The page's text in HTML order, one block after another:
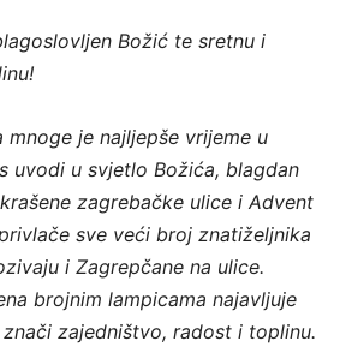
Božić te sretnu i
mnoge je najljepše vrijeme u
uvodi u svjetlo Božića, blagdan
zagrebačke ulice i Advent
sve veći broj znatiželjnika
i Zagrepčane na ulice.
brojnim lampicama najavljuje
zajedništvo, radost i toplinu.